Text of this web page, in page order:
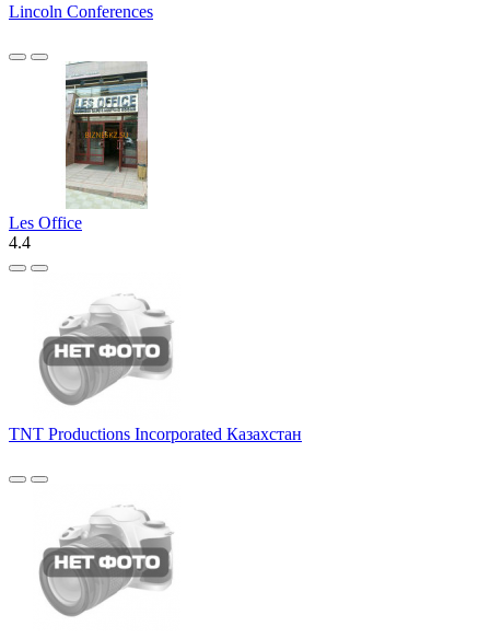
Lincoln Conferences
Les Office
4.4
TNT Productions Incorporated Казахстан